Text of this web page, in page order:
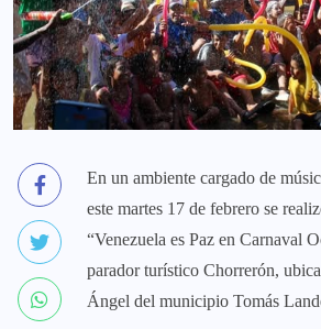
En un ambiente cargado de
este martes 17 de febrero se
“Venezuela es Paz en Carnaval
parador turístico Chorrerón,
Ángel del municipio Tomás